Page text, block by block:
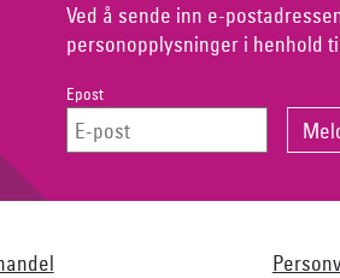
Ved å sende inn e-
personopplysninger i henhold
Epost